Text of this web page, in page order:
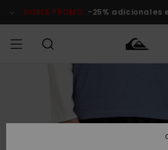
del
DOBLE PROMO -25% adicionales
Envio